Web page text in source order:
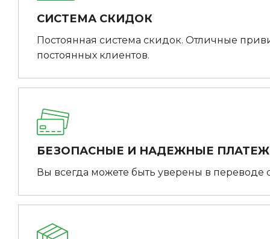
СИСТЕМА СКИДОК
Постоянная система скидок. Отличные
постоянных клиентов.
БЕЗОПАСНЫЕ И НАДЕЖНЫЕ
Вы всегда можете быть уверены в переводе